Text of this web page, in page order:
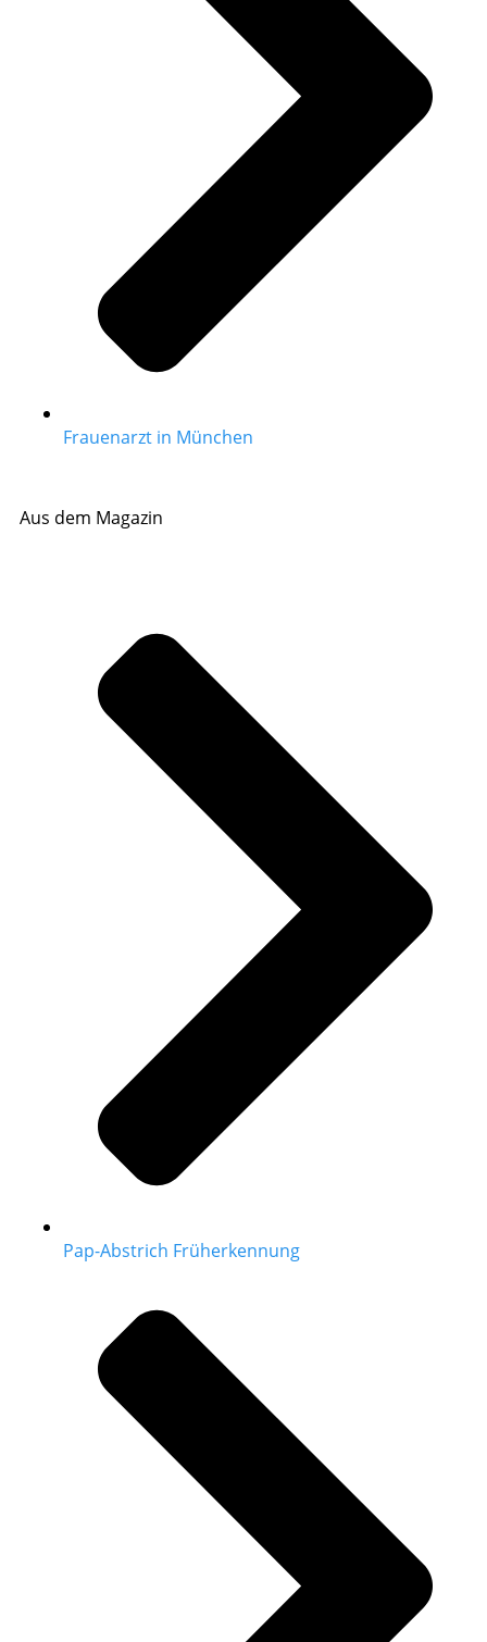
Frauenarzt in München
Aus dem Magazin
Pap-Abstrich Früherkennung